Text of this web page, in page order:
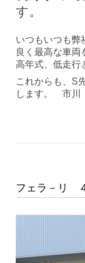
す。
いつもいつも弊
良く最高な車両
高年式、低走行
これからも、S
します。 市川
フェラ－リ